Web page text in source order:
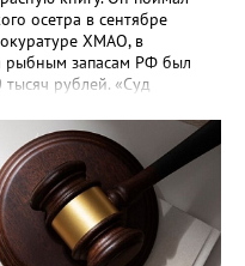
осетра в сентябре
ХМАО, в
рыбным запасам РФ был
рублей. «Суд
в один год», —
конфисковали
На данный момент